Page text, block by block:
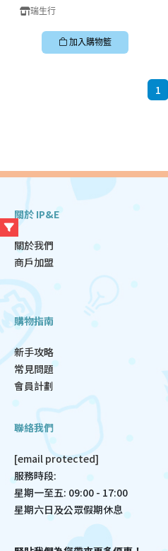
瑞生行
加入購物籃
1
關於 IP&E
關於我們
商戶加盟
購物指南
新手攻略
常見問題
會員計劃
聯絡我們
[email protected]
服務時段:
星期一至五: 09:00 - 17:00
星期六日及公眾假期休息